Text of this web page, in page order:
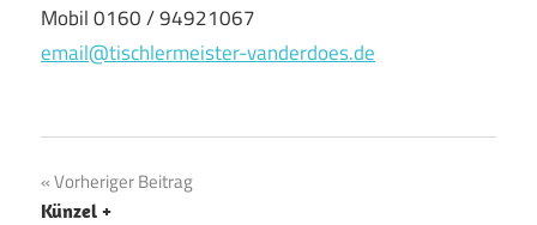
Mobil 0160 / 94921067
email@tischlermeister-vanderdoes.de
Beitragsnavigation
Vorheriger Beitrag
Künzel +